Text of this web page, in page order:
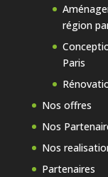
région
Paris
Nos offres
Nos
Nos
Partenaires